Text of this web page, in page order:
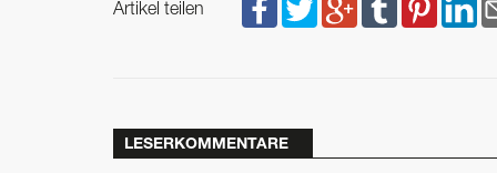
Artikel teilen
LESERKOMMENTARE